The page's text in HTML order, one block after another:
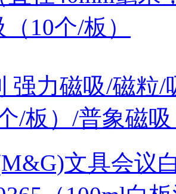
强力磁吸/磁粒/
/板）/普象磁